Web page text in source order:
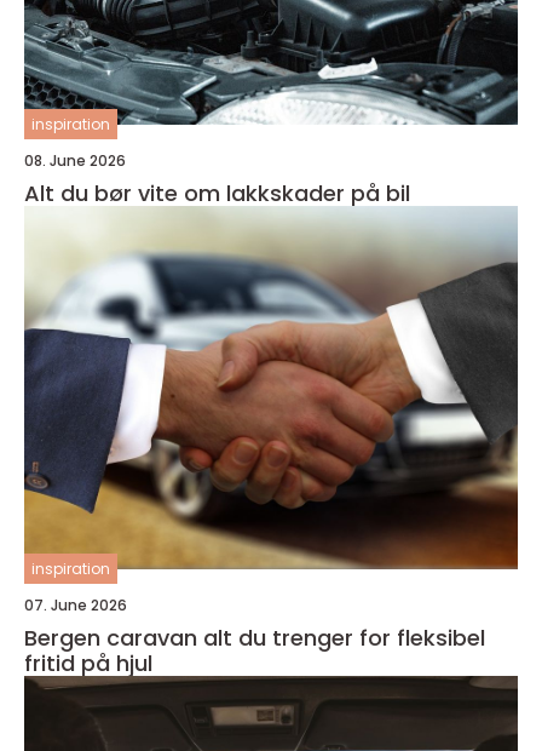
inspiration
08. June 2026
Alt du bør vite om lakkskader på bil
inspiration
07. June 2026
Bergen caravan alt du trenger for fleksibel
fritid på hjul